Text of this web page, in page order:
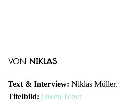
von Niklas
Text & Interview: Niklas Müller.
Titelbild: Owen Tozer